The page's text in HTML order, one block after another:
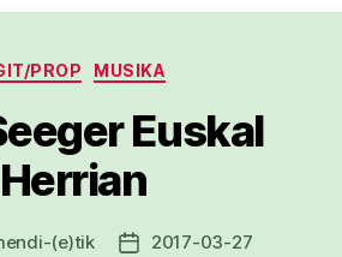
Kategoriak
PROP MUSIKA
Euskal
Herrian
-(e)tik
Argitalpenaren
2017-03-27